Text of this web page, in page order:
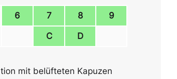
6 7 8 9
C D
mit belüfteten Kapuzen